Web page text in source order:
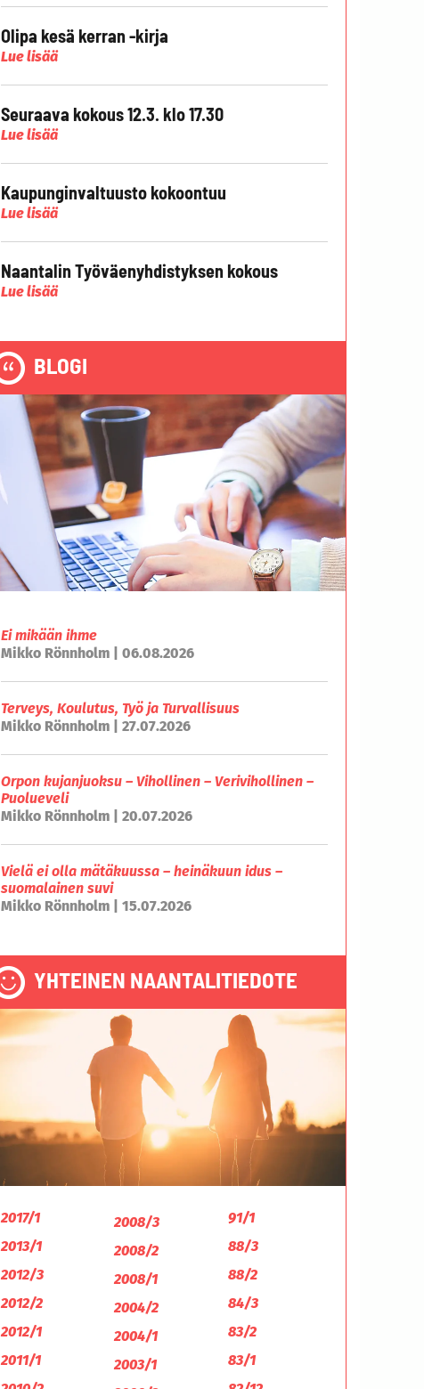
Olipa kesä kerran -kirja
Lue lisää
Seuraava kokous 12.3. klo 17.30
Lue lisää
Kaupunginvaltuusto kokoontuu
Lue lisää
Naantalin Työväenyhdistyksen kokous
Lue lisää
BLOGI
Ei mikään ihme
Mikko Rönnholm | 06.08.2026
Terveys, Koulutus, Työ ja Turvallisuus
Mikko Rönnholm | 27.07.2026
Orpon kujanjuoksu – Vihollinen – Verivihollinen –
Puolueveli
Mikko Rönnholm | 20.07.2026
Vielä ei olla mätäkuussa – heinäkuun idus –
suomalainen suvi
Mikko Rönnholm | 15.07.2026
YHTEINEN NAANTALITIEDOTE
2017/1
2013/1
2012/3
2012/2
2012/1
2011/1
2008/3
2008/2
2008/1
2004/2
2004/1
2003/1
91/1
88/3
88/2
84/3
83/2
83/1